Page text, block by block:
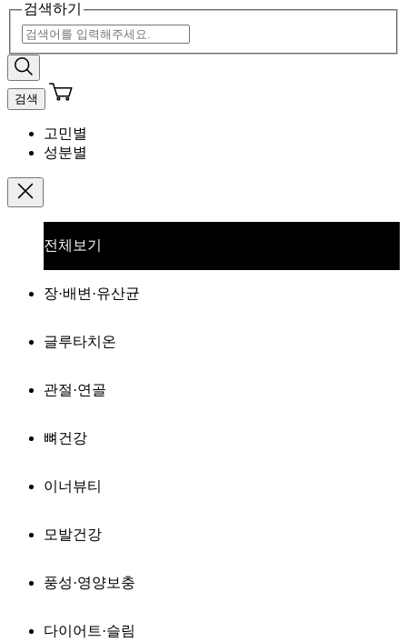
검색하기
검색
고민별
성분별
전체보기
장·배변·유산균
글루타치온
관절·연골
뼈건강
이너뷰티
모발건강
풍성·영양보충
다이어트·슬림